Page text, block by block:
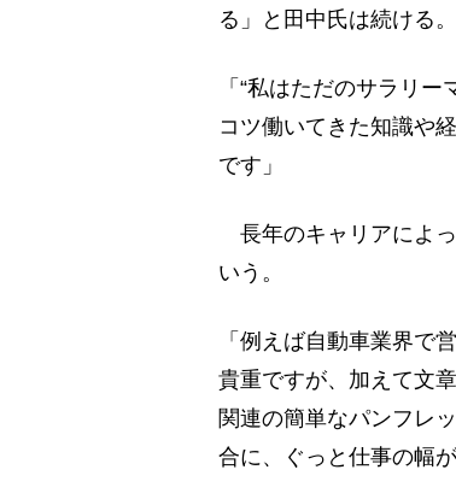
る」と田中氏は続ける。
「“私はただのサラリ
コツ働いてきた知識や
です」
長年のキャリアによ
いう。
「例えば自動車業界で
貴重ですが、加えて文
関連の簡単なパンフレ
合に、ぐっと仕事の幅